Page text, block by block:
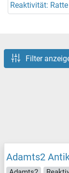
Reaktivität: Ratte
Filter
Adamts2